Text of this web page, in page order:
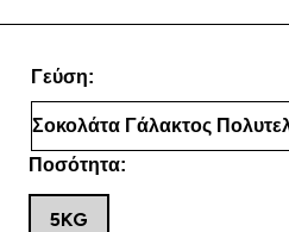
Γεύση:
Ποσότητα:
5KG